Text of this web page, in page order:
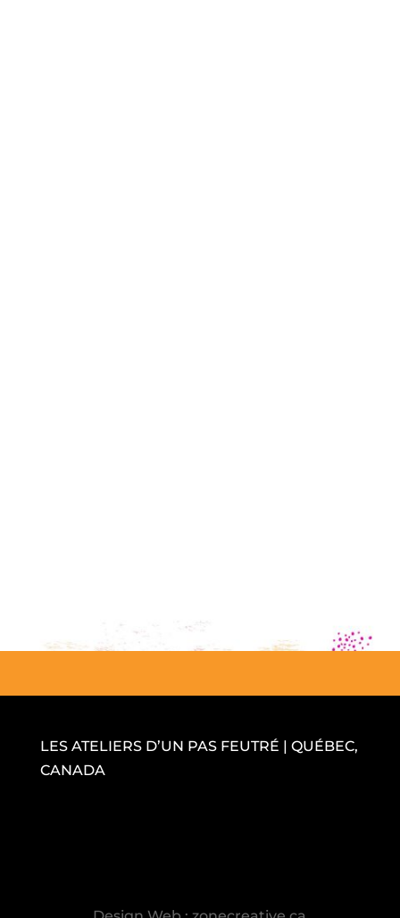
LES ATELIERS D’UN PAS FEUTRÉ | QUÉBEC,
CANADA